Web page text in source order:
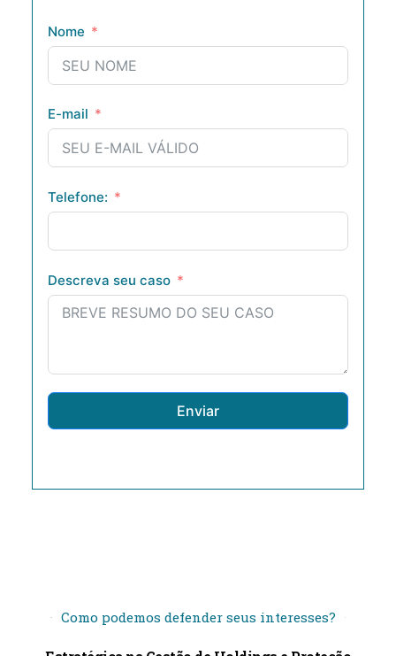
Nome
E-mail
Telefone:
Descreva seu caso
Enviar
Como podemos defender seus interesses?